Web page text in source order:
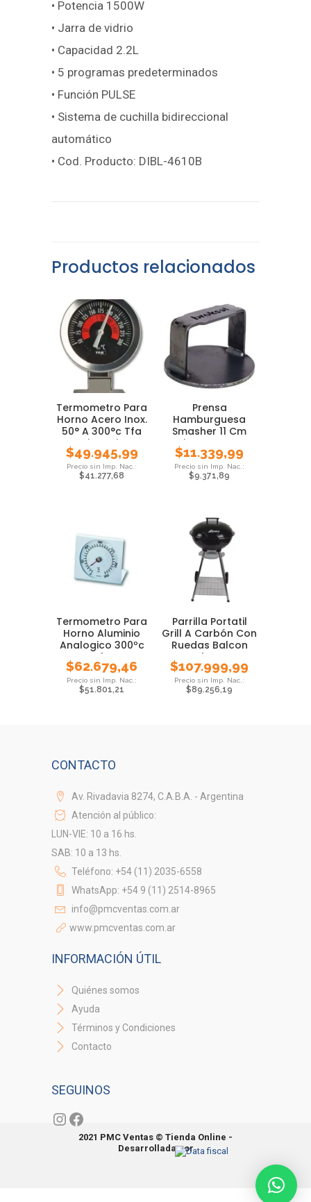
• Potencia 1500W
• Jarra de vidrio
• Capacidad 2.2L
• 5 programas predeterminados
• Función PULSE
• Sistema de cuchilla bidireccional
automático
• Cod. Producto: DIBL-4610B
Productos relacionados
Termometro Para
Horno Acero Inox.
50° A 300°c Tfa
Giratorio
$49.945,99
$41.277,68
Prensa
Hamburguesa
Smasher 11 Cm
Pisa Burguer
Broksol Local
$11.339,99
$9.371,89
Termometro Para
Horno Aluminio
Analogico 300ºc
Tfa
$62.679,46
$51.801,21
Parrilla Portatil
Grill A Carbón Con
Ruedas Balcon
Barbacoa
$107.999,99
$89.256,19
CONTACTO
Av. Rivadavia 8274, C.A.B.A. - Argentina
Atención al público:
LUN-VIE: 10 a 16 hs.
SAB: 10 a 13 hs.
Teléfono: +54 (11) 2035-6558
WhatsApp: +54 9 (11) 2514-8965
info@pmcventas.com.ar
www.pmcventas.com.ar
INFORMACIÓN ÚTIL
Quiénes somos
Ayuda
Términos y Condiciones
Contacto
SEGUINOS
Instagram
Facebook
2021 PMC Ventas © Tienda Online -
Desarrollada por